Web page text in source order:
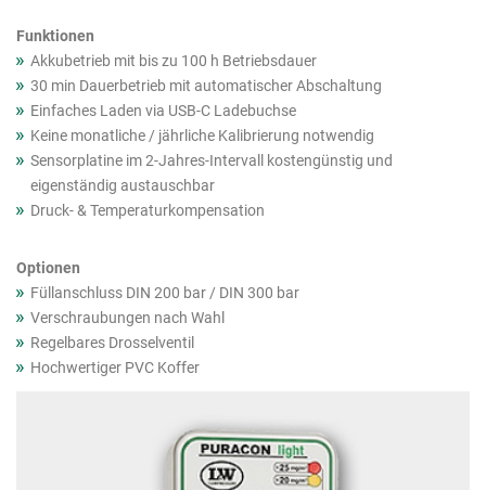
Funktionen
Akkubetrieb mit bis zu 100 h Betriebsdauer
30 min Dauerbetrieb mit automatischer Abschaltung
Einfaches Laden via USB-C Ladebuchse
Keine monatliche / jährliche Kalibrierung notwendig
Sensorplatine im 2-Jahres-Intervall kostengünstig und
eigenständig austauschbar
Druck- & Temperaturkompensation
Optionen
Füllanschluss DIN 200 bar / DIN 300 bar
Verschraubungen nach Wahl
Regelbares Drosselventil
Hochwertiger PVC Koffer